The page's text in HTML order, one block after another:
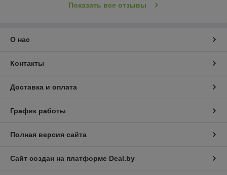
Показать все отзывы
О нас
Контакты
Доставка и оплата
График работы
Полная версия сайта
Сайт создан на платформе Deal.by